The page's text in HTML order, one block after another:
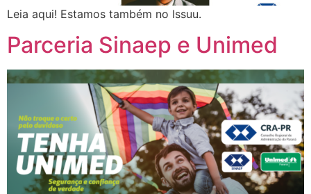
Leia aqui! Estamos também no Issuu.
Parceria Sinaep e Unimed